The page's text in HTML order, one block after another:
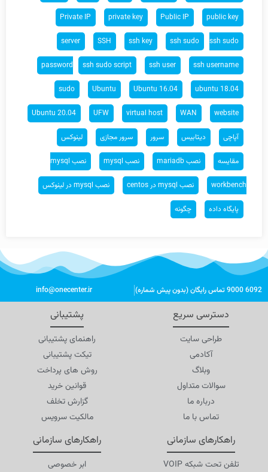
Private IP private key Public IP public key
server SSH ssh key ssh sudo ssh sudo
password ssh sudo script ssh user ssh username
sudo Ubuntu Ubuntu 16.04 ubuntu 18.04
Ubuntu 20.04 UFW virtual host WAN website
آپاچی دیتابیس سرور سرور مجازی لینوکس
مقایسه نصب mariadb نصب mysql نصب mysql
workbench نصب mysql در centos نصب mysql در لینوکس
پایگاه داده چگونه
6092 9000 تماس رایگان (بدون پیش شماره) info@onecenter.ir
راهکارهای سازمانی
ابر خصوصی
راهکارهای سازمانی
تلفن تحت شبکه VOIP
پشتیبانی
راهنمای پشتیبانی
تیکت پشتیبانی
روش های پرداخت
قوانین خرید
گزارش تخلف
مالکیت سرویس
دسترسی سریع
طراحی سایت
آکادمی
وبلاگ
سوالات متداول
درباره ما
تماس با ما